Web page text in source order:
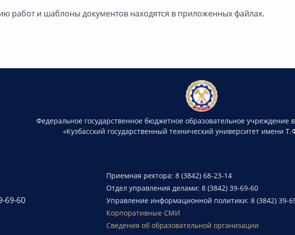
работ и шаблоны документов находятся в приложенных файлах.
Федеральное государственное бюджетное образовательное учреждение
«Кузбасский государственный технический университет имени
69-60
Приемная ректора: 8 (3842) 68-23-14
Отдел управления делами: 8 (3842) 39-69-60
Управление информационной политики: 8 (3842) 39-
Корпоративные СМИ
Сведения об образовательной организации